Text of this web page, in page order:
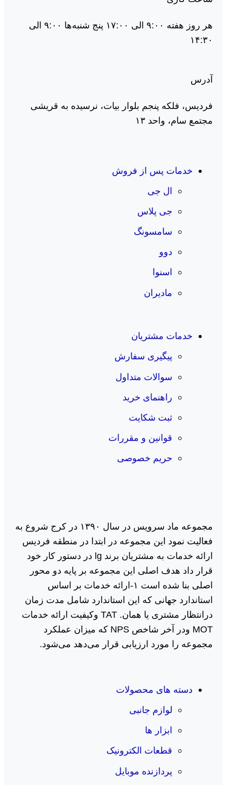
هر روز هفته ۹:۰۰ الی ۱۷:۰۰ پنج شنبه‌ها ۹:۰۰ الی
۱۴:۳۰
آدرس
فردیس، فلکه پنجم بلوار بیات، نرسیده به قریشی
مجتمع سام، واحد ۱۳
خدمات پس از فروش
ال جی
جی پلاس
سامسونگ
دوو
اسنوا
مادیران
خدمات مشتریان
پیگیری سفارش
سوالات متداول
راهنمای خرید
ثبت شکایت
قوانین و مقررات
حریم خصوصی
مجموعه ماد سرویس در سال ١٣٩٠ در کرج شروع به
فعالیت نمود این مجموعه در ابتدا در منطقه فردیس
ارائه خدمات به مشتریان برند lg در دستور کار خود
قرار داد هدف اصلی این مجموعه بر پایه دو محور
اصلی بنا شده است ١-ارائه خدمات بر اساس
استاندارد جهانی که این استاندارد شامل مدت زمان
درانتظار مشتری یا همان. TAT وکیفیت ارائه خدمات
MOT ودر آخر شاخص NPS که میزان عملکرد
مجموعه را مورد ارزیابی قرار می‌دهد می‌شود.
دسته های محصولات
لوازم جانبی
ابزار ها
قطعات الکترونیک
پردازنده موبایل